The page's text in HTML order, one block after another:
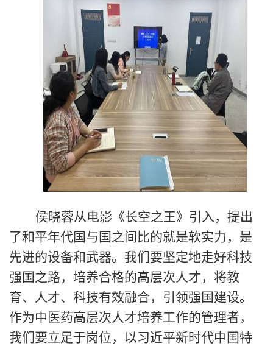
侯晓蓉从电影《长空之王》引入，提出
了和平年代国与国之间比的就是软实力，是
先进的设备和武器。我们要坚定地走好科技
强国之路，培养合格的高层次人才，将教
育、人才、科技有效融合，引领强国建设。
作为中医药高层次人才培养工作的管理者，
我们要立足于岗位，以习近平新时代中国特